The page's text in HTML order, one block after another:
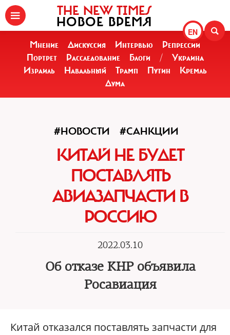
EN
THE NEW TIMES
НОВОЕ ВРЕМЯ
Мнение Дискуссия Интервью
Репрессии
Портрет
Расследование Блоги /
Украина
Израиль
Навальный Трамп Путин
Кремль
Дума
#НОВОСТИ #САНКЦИИ
КИТАЙ НЕ БУДЕТ
ПОСТАВЛЯТЬ
АВИАЗАПЧАСТИ В
РОССИЮ
2022.03.10
Об отказе КНР объявила
Росавиация
Китай отказался поставлять запчасти для